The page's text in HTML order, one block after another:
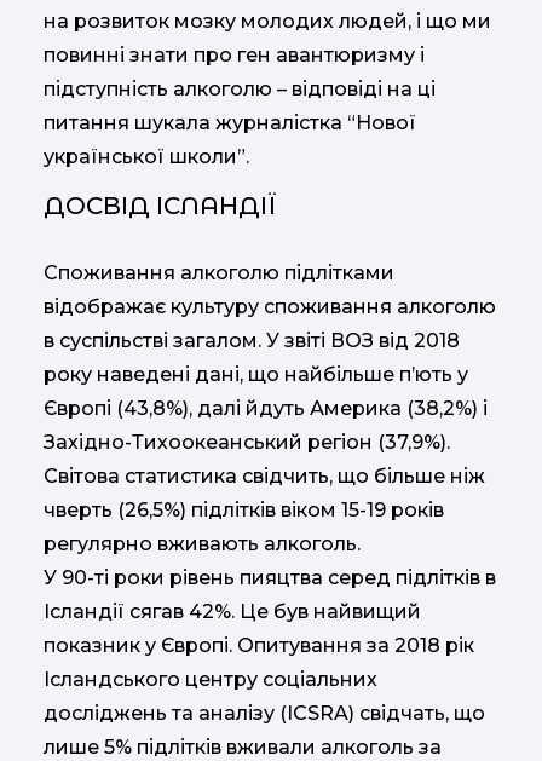
на розвиток мозку молодих людей, і що ми
повинні знати про ген авантюризму і
підступність алкоголю – відповіді на ці
питання шукала журналістка “Нової
української школи”.
ДОСВІД ІСЛАНДІЇ
Споживання алкоголю підлітками
відображає культуру споживання алкоголю
в суспільстві загалом. У звіті ВОЗ від 2018
року наведені дані, що найбільше п’ють у
Європі (43,8%), далі йдуть Америка (38,2%) і
Західно-Тихоокеанський регіон (37,9%).
Світова статистика свідчить, що більше ніж
чверть (26,5%) підлітків віком 15-19 років
регулярно вживають алкоголь.
У 90-ті роки рівень пияцтва серед підлітків в
Ісландії сягав 42%. Це був найвищий
показник у Європі. Опитування за 2018 рік
Ісландського центру соціальних
досліджень та аналізу (ICSRA) свідчать, що
лише 5% підлітків вживали алкоголь за